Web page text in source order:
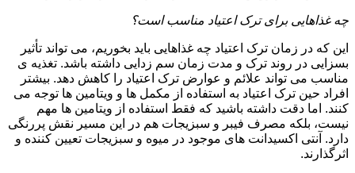
چه غذاهایی برای ترک اعتیاد مناسب است؟
این که در زمان ترک اعتیاد چه غذاهایی باید بخوریم، می تواند تأثیر
بسزایی در روند ترک و مدت زمان سم زدایی داشته باشد. تغذیه ی
مناسب می تواند علائم و عوارض ترک اعتیاد را کاهش دهد. بیشتر
افراد حین ترک اعتیاد به استفاده از مکمل ها و ویتامین ها توجه می
کنند. اما دقت داشته باشید که فقط استفاده از ویتامین ها مهم
نیست، بلکه مصرف فیبر و سبزیجات هم در این مسیر نقش پررنگی
دارد. آنتی اکسیدانت های موجود در میوه و سبزیجات تعیین کننده و
اثرگذارند.